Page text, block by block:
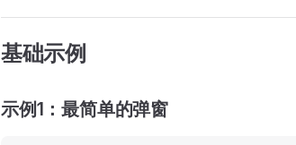
基础示例
示例1：最简单的弹窗